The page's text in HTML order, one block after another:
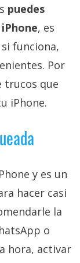
puedes
, es
funciona,
Por
trucos que
iPhone.
y es un
hacer casi
la
o
hora, activar